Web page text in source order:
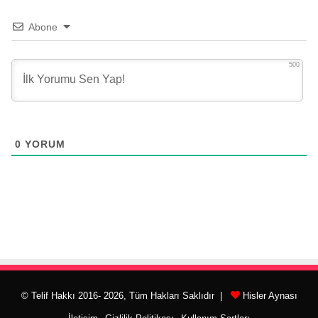
Abone
500
0 YORUM
© Telif Hakkı 2016- 2026, Tüm Hakları Saklıdır | Hisler Aynası